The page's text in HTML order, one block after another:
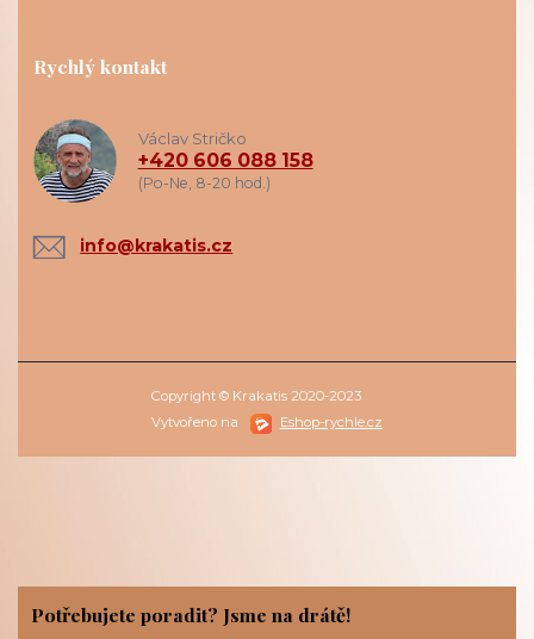
Rychlý kontakt
Václav Stričko
+420 606 088 158
(Po-Ne, 8-20 hod.)
info@krakatis.cz
Copyright © Krakatis 2020-2023
Vytvořeno na
Eshop-rychle.cz
Potřebujete poradit? Jsme na drátě!